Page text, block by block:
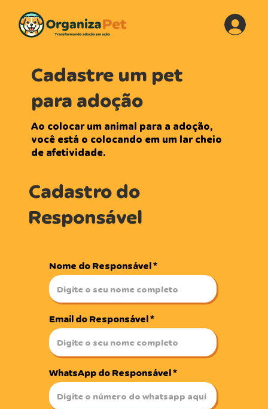
Cadastre um pet
para adoção
Ao colocar um animal para a adoção,
você está o colocando em um lar cheio
de afetividade.
Cadastro do
Responsável
Nome do Responsável
Email do Responsável
WhatsApp do Responsável